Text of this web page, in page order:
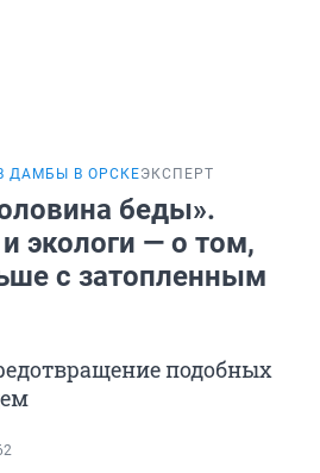
ДАМБЫ В ОРСКЕЭКСПЕРТ
беды».
экологи — о том,
с затопленным
подобных